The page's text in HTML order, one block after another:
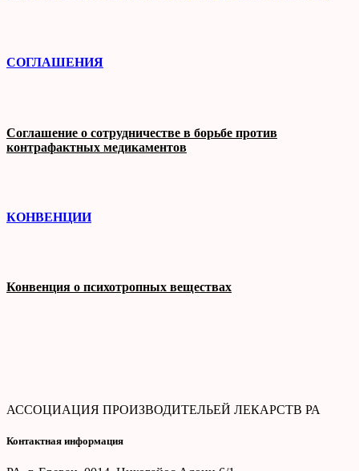
СОГЛАШЕНИЯ
Соглашение о сотрудничестве в борьбе против
контрафактных медикаментов
КОНВЕНЦИИ
Конвенция о психотропных веществах
АССОЦИАЦИЯ ПРОИЗВОДИТЕЛЬЕЙ ЛЕКАРСТВ РА
Контактная информация